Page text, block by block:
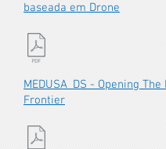
baseada em Drone
MEDUSA_DS - Opening The
Frontier